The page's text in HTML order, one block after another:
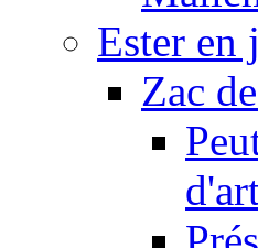
Ester en
Zac